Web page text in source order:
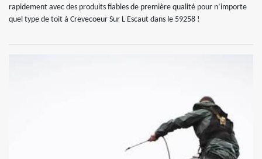
rapidement avec des produits fiables de première qualité pour n’importe
quel type de toit à Crevecoeur Sur L Escaut dans le 59258 !